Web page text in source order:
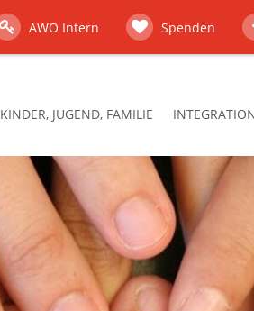
AWO Intern Spenden
KINDER, JUGEND, FAMILIE